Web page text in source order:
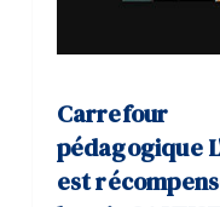
Carrefour
pédagogique
est